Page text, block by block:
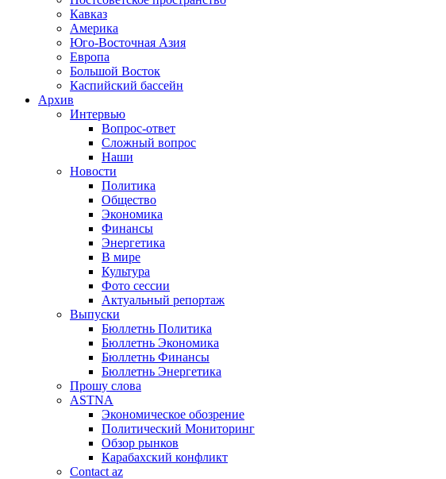
Кавказ
Америка
Юго-Восточная Азия
Европа
Большой Восток
Каспийский бассейн
Архив
Интервью
Вопрос-ответ
Сложный вопрос
Наши
Новости
Политика
Общество
Экономика
Финансы
Энергетика
В мире
Культура
Фото сессии
Актуальный репортаж
Выпуски
Бюллетнь Политика
Бюллетнь Экономика
Бюллетнь Финансы
Бюллетнь Энергетика
Прошу слова
ASTNA
Экономическое обозрение
Политический Мониторинг
Обзор рынков
Карабахский конфликт
Contact az